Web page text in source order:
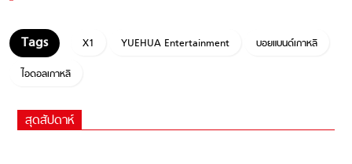
X1 YUEHUA Entertainment
บอยแบนด์เกาหลี
ไอดอลเกาหลี
สุดสัปดาห์